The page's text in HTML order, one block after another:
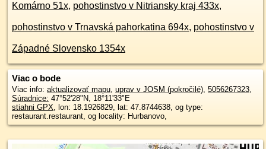
Komárno 51x, pohostinstvo v Nitriansky kraj 433x,
pohostinstvo v Trnavská pahorkatina 694x, pohostinstvo v
Západné Slovensko 1354x
Viac o bode
Viac info: aktualizovať mapu, uprav v JOSM (pokročilé), 5056267323,
Súradnice: 47°52'28"N, 18°11'33"E
stiahni GPX, lon: 18.1926829, lat: 47.8744638, og type:
restaurant.restaurant, og locality: Hurbanovo,